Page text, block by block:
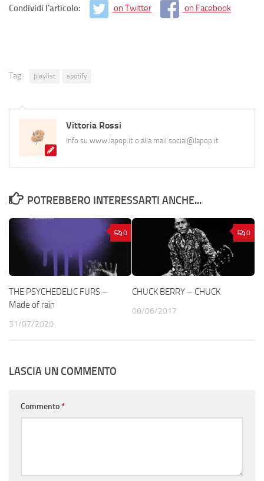
Condividi l'articolo: on Twitter on Facebook
Tag: playlist spotify
Vittoria Rossi
Info su www.lapop.it o alla mail social@lapop.it
POTREBBERO INTERESSARTI ANCHE...
0
THE PSYCHEDELIC FURS –
Made of rain
31/07/2020
0
CHUCK BERRY – CHUCK
08/06/2017
LASCIA UN COMMENTO
Commento*